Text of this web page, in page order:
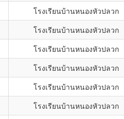
โรงเรียนบ้านหนองหัวปลวก
โรงเรียนบ้านหนองหัวปลวก
โรงเรียนบ้านหนองหัวปลวก
โรงเรียนบ้านหนองหัวปลวก
โรงเรียนบ้านหนองหัวปลวก
โรงเรียนบ้านหนองหัวปลวก